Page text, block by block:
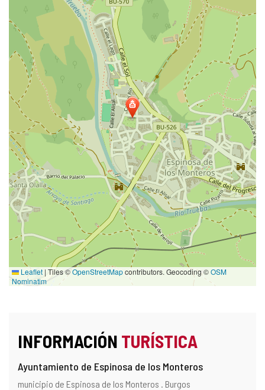
Leaflet | Tiles ©OpenStreetMapcontributors. Geocoding ©OSM
Nominatim
INFORMACIÓN TURÍSTICA
Ayuntamiento de Espinosa de los Monteros
Dirección
Dirección
municipio de Espinosa de los Monteros . Burgos